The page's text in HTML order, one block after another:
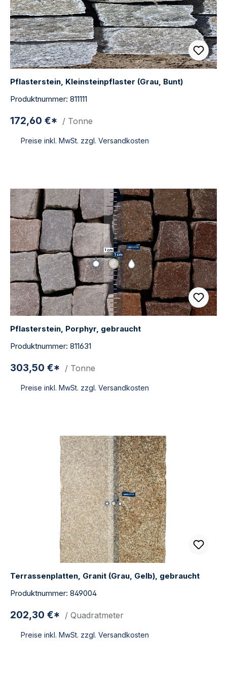
Pflasterstein, Kleinsteinpflaster (Grau, Bunt)
Produktnummer: 811111
172,60 €* / Tonne
Preise inkl. MwSt. zzgl. Versandkosten
Pflasterstein, Porphyr, gebraucht
Produktnummer: 811631
303,50 €* / Tonne
Preise inkl. MwSt. zzgl. Versandkosten
Terrassenplatten, Granit (Grau, Gelb), gebraucht
Produktnummer: 849004
202,30 €* / Quadratmeter
Preise inkl. MwSt. zzgl. Versandkosten